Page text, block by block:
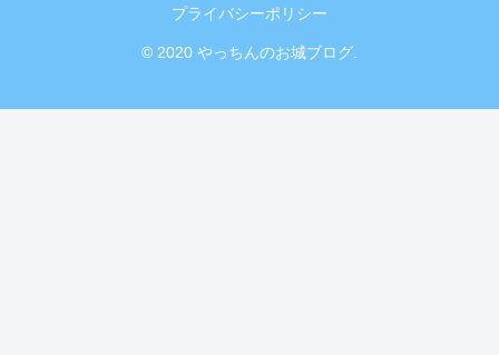
プライバシーポリシー
© 2020 やっちんのお城ブログ.